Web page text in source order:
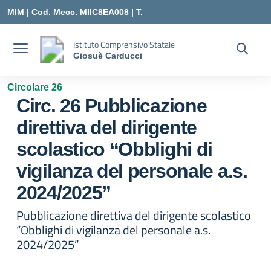
MIM | Cod. Mecc. MIIC8EA008 | T.
0331547307 |
MIIC8EA008@ISTRUZIONE.IT
Istituto Comprensivo Statale
Giosuè Carducci
Circolare 26
Circ. 26 Pubblicazione
direttiva del dirigente
scolastico “Obblighi di
vigilanza del personale a.s.
2024/2025”
Pubblicazione direttiva del dirigente scolastico
“Obblighi di vigilanza del personale a.s.
2024/2025”